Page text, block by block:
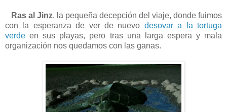
Ras al Jinz, la pequeña decepción del viaje, donde fuimos
con la esperanza de ver de nuevo desovar a la tortuga
verde en sus playas, pero tras una larga espera y mala
organización nos quedamos con las ganas.